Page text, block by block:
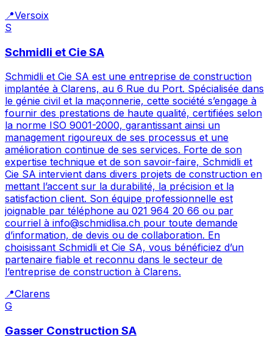
📍Versoix
S
Schmidli et Cie SA
Schmidli et Cie SA est une entreprise de construction
implantée à Clarens, au 6 Rue du Port. Spécialisée dans
le génie civil et la maçonnerie, cette société s’engage à
fournir des prestations de haute qualité, certifiées selon
la norme ISO 9001-2000, garantissant ainsi un
management rigoureux de ses processus et une
amélioration continue de ses services. Forte de son
expertise technique et de son savoir-faire, Schmidli et
Cie SA intervient dans divers projets de construction en
mettant l’accent sur la durabilité, la précision et la
satisfaction client. Son équipe professionnelle est
joignable par téléphone au 021 964 20 66 ou par
courriel à info@schmidlisa.ch pour toute demande
d’information, de devis ou de collaboration. En
choisissant Schmidli et Cie SA, vous bénéficiez d’un
partenaire fiable et reconnu dans le secteur de
l’entreprise de construction à Clarens.
📍Clarens
G
Gasser Construction SA